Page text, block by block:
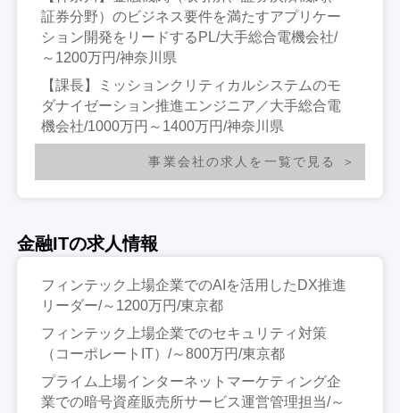
証券分野）のビジネス要件を満たすアプリケー
ション開発をリードするPL/大手総合電機会社/
～1200万円/神奈川県
【課長】ミッションクリティカルシステムのモ
ダナイゼーション推進エンジニア／大手総合電
機会社/1000万円～1400万円/神奈川県
事業会社の求人を一覧で見る
金融ITの求人情報
フィンテック上場企業でのAIを活用したDX推進
リーダー/～1200万円/東京都
フィンテック上場企業でのセキュリティ対策
（コーポレートIT）/～800万円/東京都
プライム上場インターネットマーケティング企
業での暗号資産販売所サービス運営管理担当/～